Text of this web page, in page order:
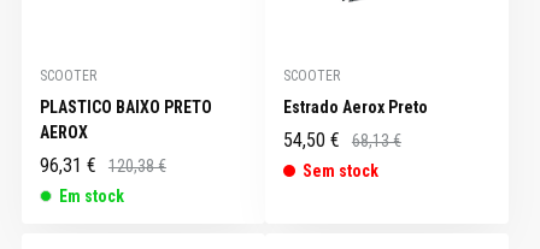
SCOOTER
PLASTICO BAIXO PRETO
AEROX
96,31 €
120,38 €
Em stock
SCOOTER
Estrado Aerox Preto
54,50 €
68,13 €
Sem stock